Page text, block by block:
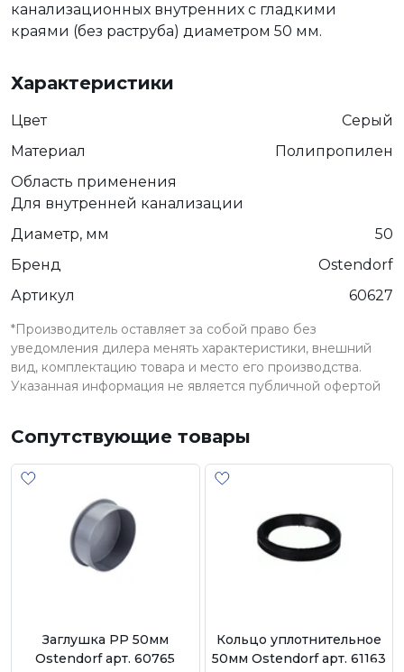
канализационных внутренних с гладкими
краями (без раструба) диаметром 50 мм.
Характеристики
Цвет
Серый
Материал
Полипропилен
Область применения
Для внутренней канализации
Диаметр, мм
50
Бренд
Ostendorf
Артикул
60627
*Производитель оставляет за собой право без
уведомления дилера менять характеристики, внешний
вид, комплектацию товара и место его производства.
Указанная информация не является публичной офертой
Сопутствующие товары
Заглушка РР 50мм
Ostendorf арт. 60765
Кольцо уплотнительное
50мм Ostendorf арт. 61163